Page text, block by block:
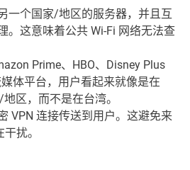
一个国家/地区的服务器，并且互
。这意味着公共 Wi-Fi 网络无法查
Prime、HBO、Disney Plus
体平台，用户看起来就像是在
区，而不是在台湾。
VPN 连接传送到用户。这避免来
扰。